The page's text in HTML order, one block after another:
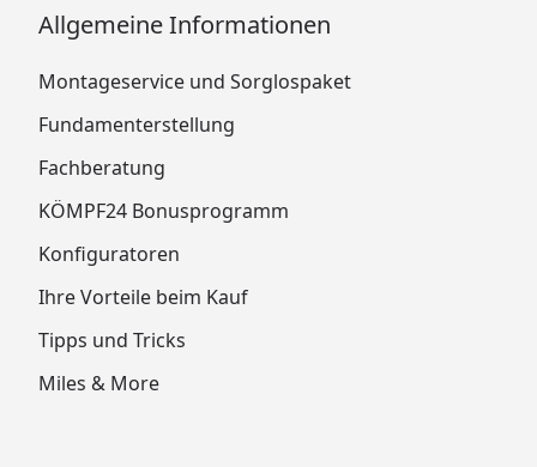
Allgemeine Informationen
Montageservice und Sorglospaket
Fundamenterstellung
Fachberatung
KÖMPF24 Bonusprogramm
Konfiguratoren
Ihre Vorteile beim Kauf
Tipps und Tricks
Miles & More